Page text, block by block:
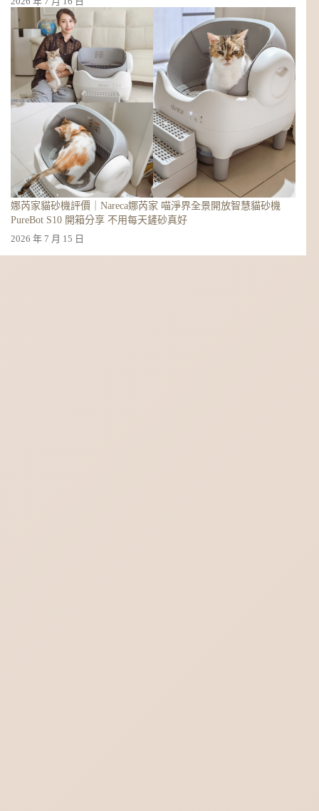
娜芮家貓砂機評價｜Nareca娜芮家 喵淨界全景開放智慧貓砂機
PureBot S10 開箱分享 不用每天鏟砂真好
2026 年 7 月 15 日